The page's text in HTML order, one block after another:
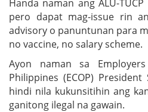
Handa naman ang ALU-
pero dapat mag-issue rin
advisory o panuntunan para
no vaccine, no salary scheme.
Ayon naman sa
Philippines (ECOP)
hindi nila kukunsitihin ang
ganitong ilegal na gawain.